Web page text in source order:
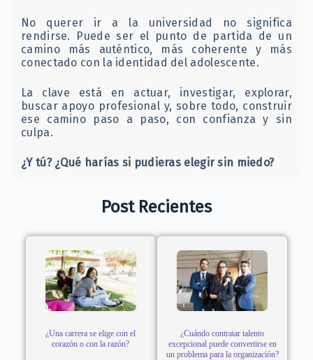
No querer ir a la universidad no significa
rendirse. Puede ser el punto de partida de un
camino más auténtico, más coherente y más
conectado con la identidad del adolescente.
La clave está en actuar, investigar, explorar,
buscar apoyo profesional y, sobre todo, construir
ese camino paso a paso, con confianza y sin
culpa.
¿Y tú? ¿Qué harías si pudieras elegir sin miedo?
Post Recientes
¿Una carrera se elige con el
corazón o con la razón?
¿Cuándo contratar talento
excepcional puede convertirse en
un problema para la organización?